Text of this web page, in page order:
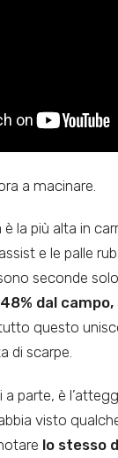
a macinare.
la più alta in
e le palle
seconde
48% dal
questo
di scarpe.
a parte, è
visto
lo stesso